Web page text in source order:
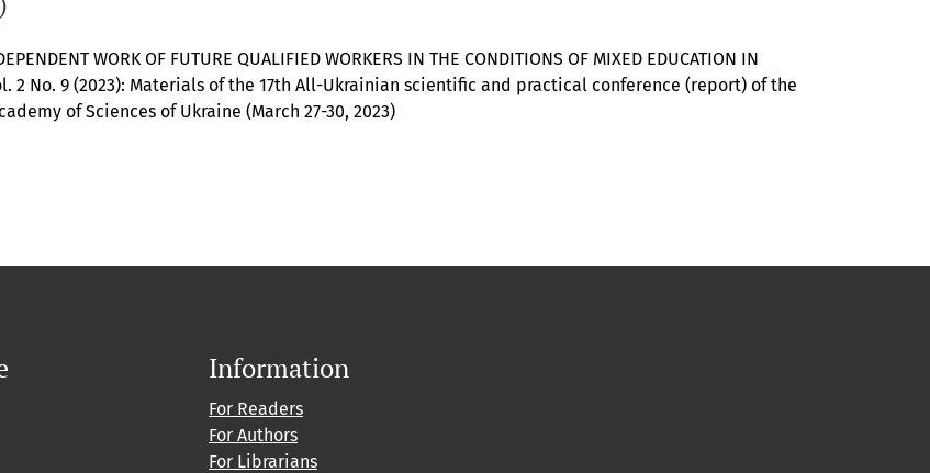
WORK OF FUTURE QUALIFIED WORKERS IN THE CONDITIONS OF MIXED EDUCATION IN
2 No. 9 (2023): Materials of the 17th All-Ukrainian scientific and practical conference (report) of the
of Sciences of Ukraine (March 27-30, 2023)
Information
For Readers
For Authors
For Librarians